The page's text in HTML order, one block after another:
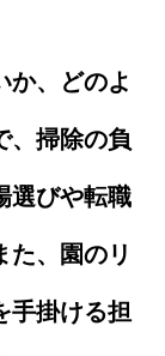
か、どのよ
、掃除の負
選びや転職
た、園のリ
手掛ける担